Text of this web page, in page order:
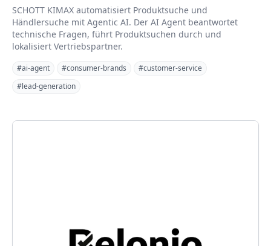
SCHOTT KIMAX automatisiert Produktsuche und
Händlersuche mit Agentic AI. Der AI Agent beantwortet
technische Fragen, führt Produktsuchen durch und
lokalisiert Vertriebspartner.
#ai-agent #consumer-brands
#customer-service
#lead-generation